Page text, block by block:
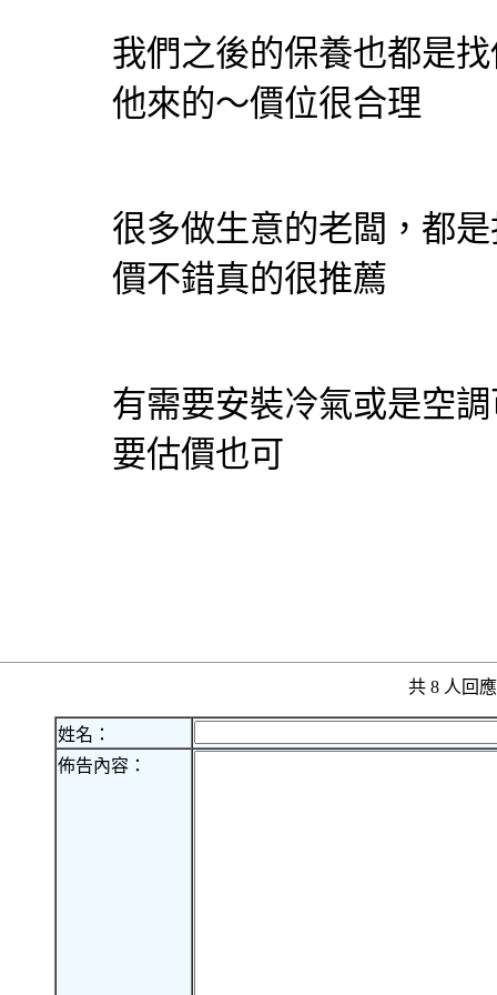
我們之後的保養也都是
他來的～價位很合理
很多做生意的老闆，都
價不錯真的很推薦
有需要安裝冷氣或是空
要估價也可
共 8 人回
姓名：
佈告內容：